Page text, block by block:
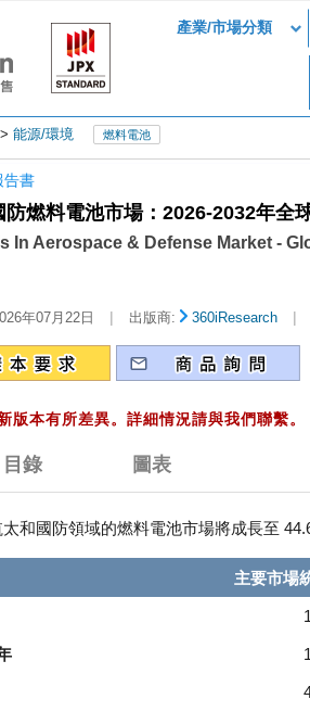
產業/市場分類
> 能源/環境 燃料電池
告書
防燃料電池市場：2026-2032年全
In Aerospace & Defense Market -
年07月22日 | 出版商: 360iResearch |
版本有所差異。詳細情況請與我們聯繫。
目錄 圖表
和國防領域的燃料電池市場將成長至
主要市場